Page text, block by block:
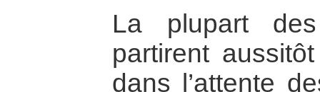
La plupart
partirent
dans l’attente